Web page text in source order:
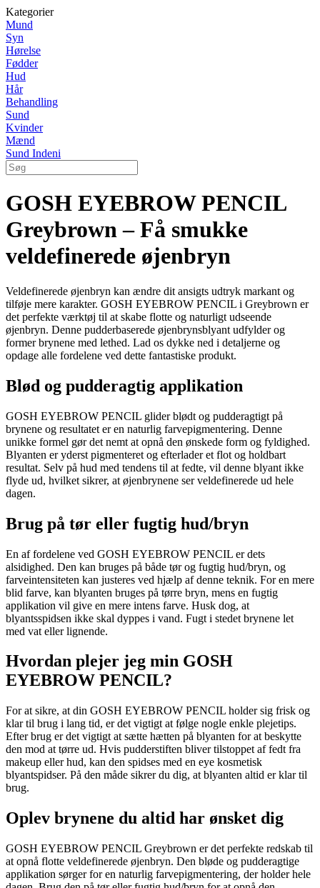
Kategorier
Mund
Syn
Hørelse
Fødder
Hud
Hår
Behandling
Sund
Kvinder
Mænd
Sund Indeni
GOSH EYEBROW PENCIL
Greybrown – Få smukke
veldefinerede øjenbryn
Veldefinerede øjenbryn kan ændre dit ansigts udtryk markant og
tilføje mere karakter. GOSH EYEBROW PENCIL i Greybrown er
det perfekte værktøj til at skabe flotte og naturligt udseende
øjenbryn. Denne pudderbaserede øjenbrynsblyant udfylder og
former brynene med lethed. Lad os dykke ned i detaljerne og
opdage alle fordelene ved dette fantastiske produkt.
Blød og pudderagtig applikation
GOSH EYEBROW PENCIL glider blødt og pudderagtigt på
brynene og resultatet er en naturlig farvepigmentering. Denne
unikke formel gør det nemt at opnå den ønskede form og fyldighed.
Blyanten er yderst pigmenteret og efterlader et flot og holdbart
resultat. Selv på hud med tendens til at fedte, vil denne blyant ikke
flyde ud, hvilket sikrer, at øjenbrynene ser veldefinerede ud hele
dagen.
Brug på tør eller fugtig hud/bryn
En af fordelene ved GOSH EYEBROW PENCIL er dets
alsidighed. Den kan bruges på både tør og fugtig hud/bryn, og
farveintensiteten kan justeres ved hjælp af denne teknik. For en mere
blid farve, kan blyanten bruges på tørre bryn, mens en fugtig
applikation vil give en mere intens farve. Husk dog, at
blyantsspidsen ikke skal dyppes i vand. Fugt i stedet brynene let
med vat eller lignende.
Hvordan plejer jeg min GOSH
EYEBROW PENCIL?
For at sikre, at din GOSH EYEBROW PENCIL holder sig frisk og
klar til brug i lang tid, er det vigtigt at følge nogle enkle plejetips.
Efter brug er det vigtigt at sætte hætten på blyanten for at beskytte
den mod at tørre ud. Hvis pudderstiften bliver tilstoppet af fedt fra
makeup eller hud, kan den spidses med en eye kosmetisk
blyantspidser. På den måde sikrer du dig, at blyanten altid er klar til
brug.
Oplev brynene du altid har ønsket dig
GOSH EYEBROW PENCIL Greybrown er det perfekte redskab til
at opnå flotte veldefinerede øjenbryn. Den bløde og pudderagtige
applikation sørger for en naturlig farvepigmentering, der holder hele